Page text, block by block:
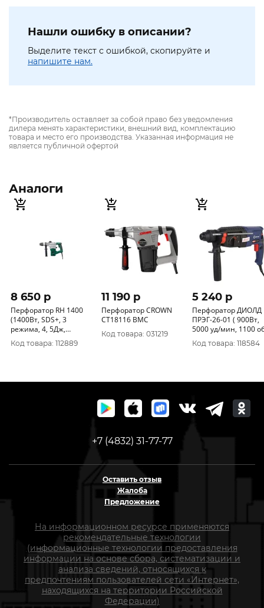
Нашли ошибку в описании?
Выделите текст с ошибкой, скопируйте и
напишите нам.
*Производитель оставляет за собой право без уведомления
дилера менять характеристики, внешний вид, комплектацию
товара и место его производства. Указанная информация не
является публичной офертой
Аналоги
8 650 p
Перфоратор RH 1400
(1400Вт, SDS+, 3
режима, 4, 5Дж,
вертик) 104111400
FAVOURITE
Код товара: 112889
11 190 p
Перфоратор CROWN
CT18116 BMC
Код товара: 031219
5 240 p
Перфоратор ДИОЛД
ПРЭГ-26-01 ( 900Вт,
5000 уд/мин, 1100
мин, 3, 2 Дж)
Код товара: 118584
+7 (4832) 31-77-77
Оставить отзыв
Жалоба
Предложение
На информационном ресурсе применяются
рекомендательные технологии
(информационные технологии предоставления
информации на основе сбора, систематизации и
анализа сведений, относящихся к
предпочтениям пользователей сети «Интернет»,
находящихся на территории Российской
Федерации)